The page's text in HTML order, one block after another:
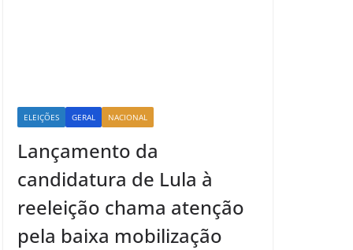
ELEIÇÕES GERAL NACIONAL
Lançamento da
candidatura de Lula à
reeleição chama atenção
pela baixa mobilização